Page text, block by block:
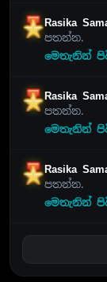
Rasika
පතන්න.
මෙතැනින්
Rasika
පතන්න.
මෙතැනින්
Rasika
පතන්න.
මෙතැනින්